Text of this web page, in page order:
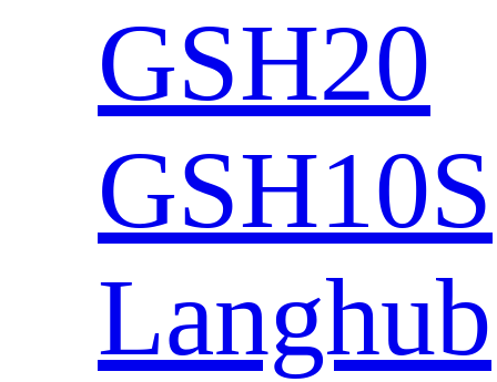
GSH20
GSH10S
Langhub